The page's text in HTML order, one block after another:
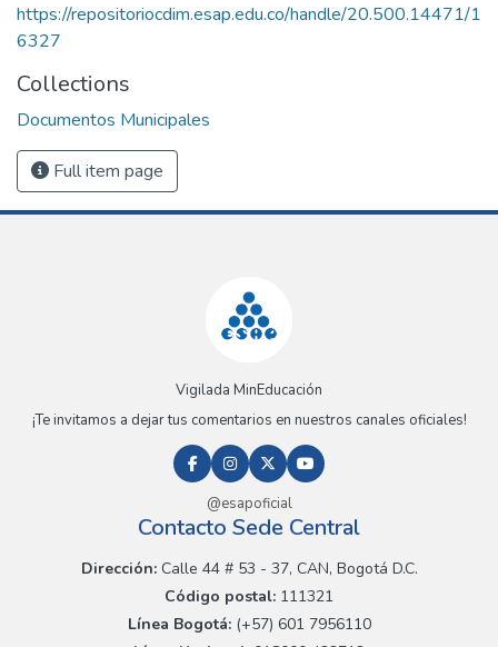
https://repositoriocdim.esap.edu.co/handle/20.500.14471/1
6327
Collections
Documentos Municipales
Full item page
Vigilada MinEducación
¡Te invitamos a dejar tus comentarios en nuestros canales oficiales!
@esapoficial
Contacto Sede Central
Dirección:Calle 44 # 53 - 37, CAN, Bogotá D.C.
Código postal: 111321
Línea Bogotá:(+57) 601 7956110